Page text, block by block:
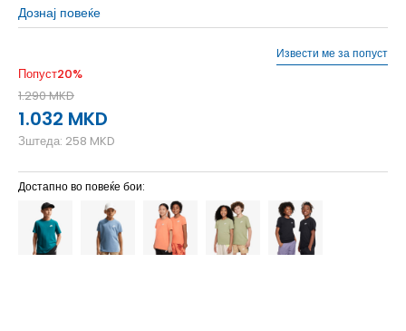
Дознај повеќе
Попуст20%
1.290MKD
1.032 MKD
Зштеда: 258 MKD
Извести ме за попуст
Достапно во повеќе бои: